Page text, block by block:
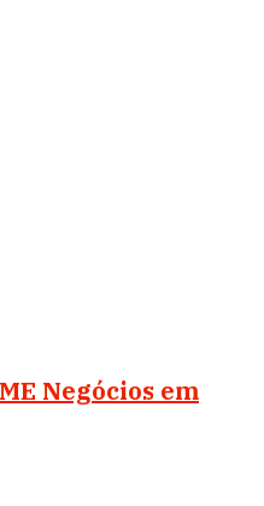
Negócios em